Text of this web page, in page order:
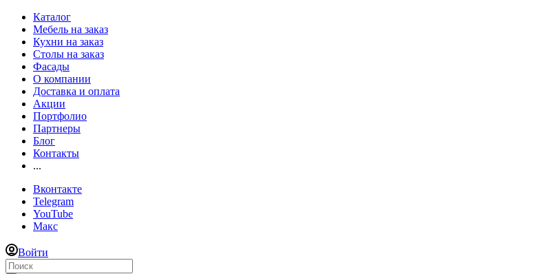
Каталог
Мебель на заказ
Кухни на заказ
Столы на заказ
Фасады
О компании
Доставка и оплата
Акции
Портфолио
Партнеры
Блог
Контакты
...
Вконтакте
Telegram
YouTube
Макс
Войти